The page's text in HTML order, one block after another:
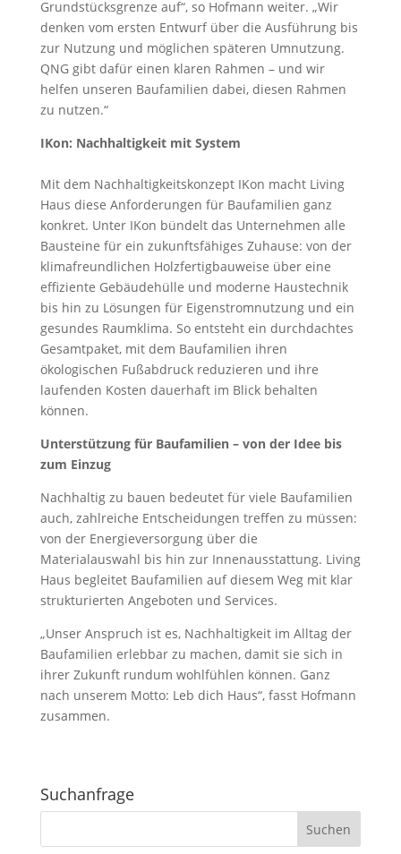
Grundstücksgrenze auf“, so Hofmann weiter. „Wir
denken vom ersten Entwurf über die Ausführung bis
zur Nutzung und möglichen späteren Umnutzung.
QNG gibt dafür einen klaren Rahmen – und wir
helfen unseren Baufamilien dabei, diesen Rahmen
zu nutzen.“
IKon: Nachhaltigkeit mit System
Mit dem Nachhaltigkeitskonzept IKon macht Living
Haus diese Anforderungen für Baufamilien ganz
konkret. Unter IKon bündelt das Unternehmen alle
Bausteine für ein zukunftsfähiges Zuhause: von der
klimafreundlichen Holzfertigbauweise über eine
effiziente Gebäudehülle und moderne Haustechnik
bis hin zu Lösungen für Eigenstromnutzung und ein
gesundes Raumklima. So entsteht ein durchdachtes
Gesamtpaket, mit dem Baufamilien ihren
ökologischen Fußabdruck reduzieren und ihre
laufenden Kosten dauerhaft im Blick behalten
können.
Unterstützung für Baufamilien – von der Idee bis
zum Einzug
Nachhaltig zu bauen bedeutet für viele Baufamilien
auch, zahlreiche Entscheidungen treffen zu müssen:
von der Energieversorgung über die
Materialauswahl bis hin zur Innenausstattung. Living
Haus begleitet Baufamilien auf diesem Weg mit klar
strukturierten Angeboten und Services.
„Unser Anspruch ist es, Nachhaltigkeit im Alltag der
Baufamilien erlebbar zu machen, damit sie sich in
ihrer Zukunft rundum wohlfühlen können. Ganz
nach unserem Motto: Leb dich Haus“, fasst Hofmann
zusammen.
Suchanfrage